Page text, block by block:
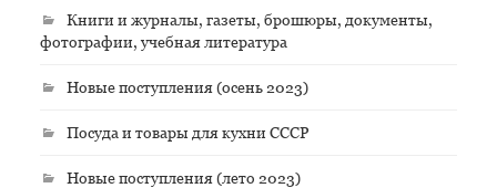
Книги и журналы, газеты, брошюры, документы,
фотографии, учебная литература
Новые поступления (осень 2023)
Посуда и товары для кухни СССР
Новые поступления (лето 2023)